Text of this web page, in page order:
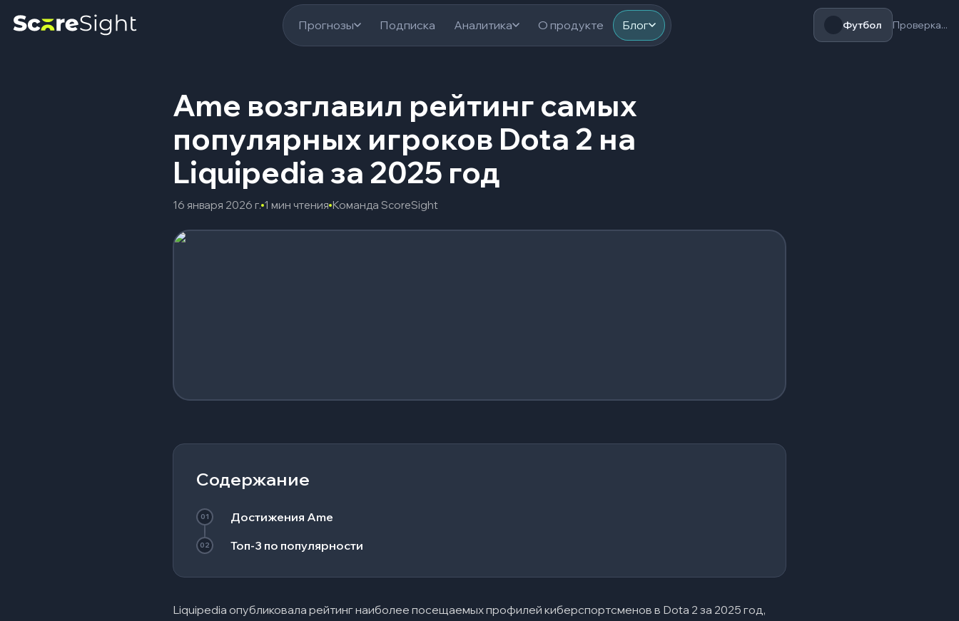
Прогнозы Подписка Аналитика О продукте Блог Футбол Проверка...
Ame возглавил рейтинг самых
популярных игроков Dota 2 на
Liquipedia за 2025 год
16 января 2026 г. 1 мин чтения Команда ScoreSight
Содержание
01 Достижения Ame
02 Топ-3 по популярности
Liquipedia опубликовала рейтинг наиболее посещаемых профилей киберспортсменов в Dota 2 за 2025 год,